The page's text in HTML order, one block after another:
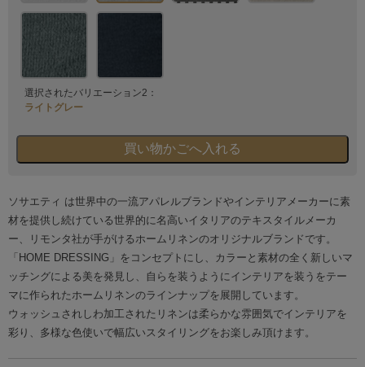
選択されたバリエーション2：
ライトグレー
ソサエティ は世界中の一流アパレルブランドやインテリアメーカーに素
材を提供し続けている世界的に名高いイタリアのテキスタイルメーカ
ー、リモンタ社が手がけるホームリネンのオリジナルブランドです。
「HOME DRESSING」をコンセプトにし、カラーと素材の全く新しいマ
ッチングによる美を発見し、自らを装うようにインテリアを装うをテー
マに作られたホームリネンのラインナップを展開しています。
ウォッシュされしわ加工されたリネンは柔らかな雰囲気でインテリアを
彩り、多様な色使いで幅広いスタイリングをお楽しみ頂けます。